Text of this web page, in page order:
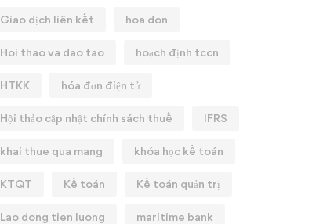
Giao dịch liên kết hoa don
Hoi thao va dao tao hoạch định tccn
HTKK hóa đơn điện tử
Hội thảo cập nhật chính sách thuế IFRS
khai thue qua mang khóa học kế toán
KTQT Kế toán Kế toán quản trị
Lao dong tien luong maritime bank